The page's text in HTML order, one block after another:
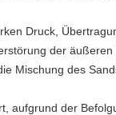
Druck,
der äußeren
Mischung des
aufgrund der